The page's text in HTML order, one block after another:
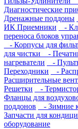
Диагностические
Дренажные поддоны
ИК Приемники
-
переноса блоков
- Корпусы для
для чистки
-
нагреватели
-
Переходники
-
Расширительные
Решетки
-
Фланцы для
поддонов
- Зимние
Запчасти для
оборудование